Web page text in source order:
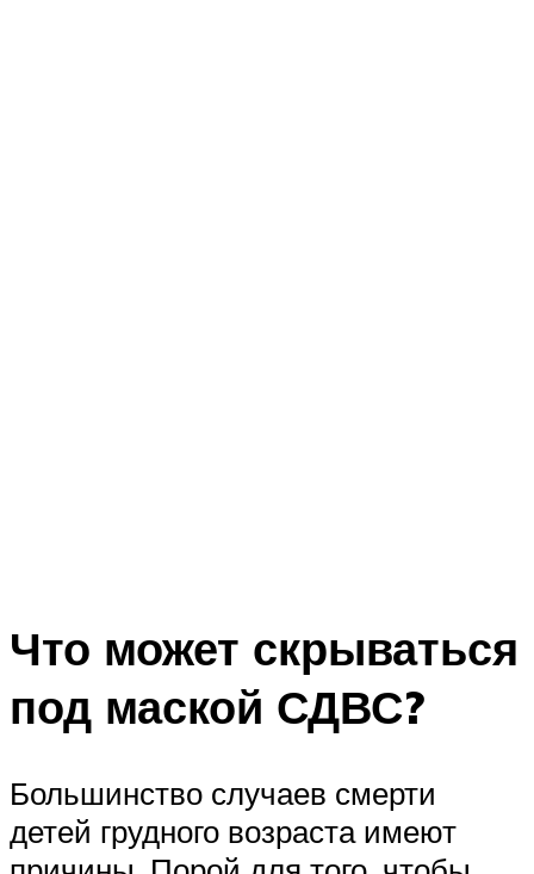
Что может скрываться
под маской СДВС?
Большинство случаев смерти
детей грудного возраста имеют